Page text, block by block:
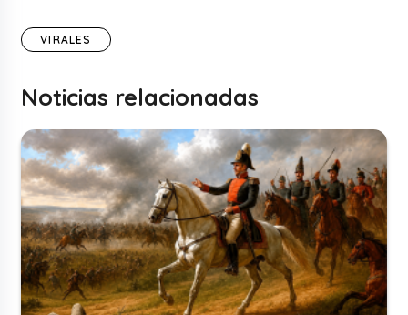
VIRALES
Noticias relacionadas